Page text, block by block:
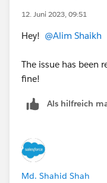
12. Juni 2023, 09:51
Hey! @Alim Shaikh
The issue has been
fine!
Als hilfreich
Md. Shahid Shah